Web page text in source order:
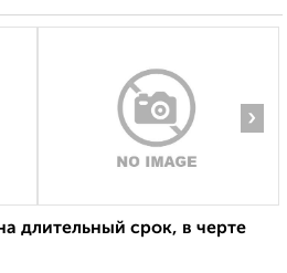
›
длительный срок, в черте